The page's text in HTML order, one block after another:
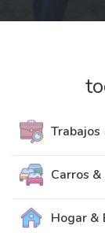
Trabajos
Carros
Hogar &